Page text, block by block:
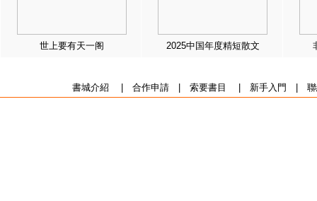
世上要有天一阁 2025中国年度精短散文
書城介紹 合作申請| 索要書目 新手入門